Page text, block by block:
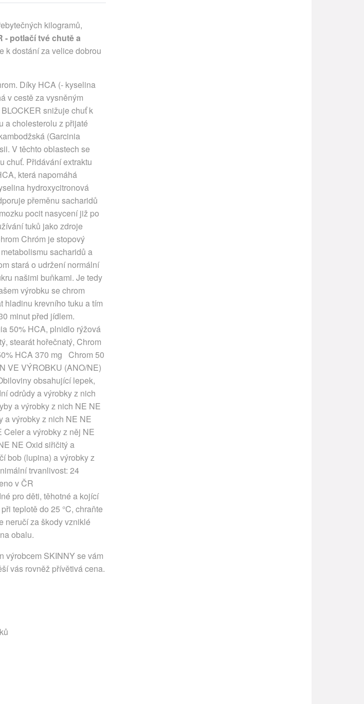
kilogramů,
- potlačí tvé chutě a
k dostání za velice dobrou
Díky HCA (- kyselina
v cestě za vysněným
snižuje chuť k
a cholesterolu z přijaté
(Garcinia
V těchto oblastech se
chuť. Přidávání extraktu
která napomáhá
hydroxycitronová
přeměnu sacharidů
pocit nasycení již po
tuků jako zdroje
Chróm je stopový
sacharidů a
stará o udržení normální
našimi buňkami. Je tedy
výrobku se chrom
hladinu krevního tuku a tím
minut před jídlem.
50% HCA, plnidlo rýžová
stearát hořečnatý, Chrom
HCA 370 mg Chrom 50
VE VÝROBKU (ANO/NE)
obsahující lepek,
odrůdy a výrobky z nich
a výrobky z nich NE NE
a výrobky z nich NE NE
a výrobky z něj NE
NE Oxid siřičitý a
bob (lupina) a výrobky z
trvanlivost: 24
v ČR
pro děti, těhotné a kojící
teplotě do 25 °C, chraňte
neručí za škody vzniklé
obalu.
výrobcem SKINNY se vám
vás rovněž přívětivá cena.